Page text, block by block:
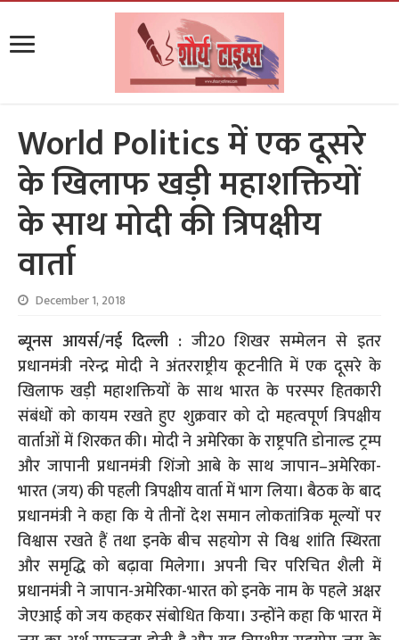
World Politics में एक दूसरे
के खिलाफ खड़ी महाशक्तियों
के साथ मोदी की त्रिपक्षीय
वार्ता
December 1, 2018
ब्यूनस आयर्स/नई दिल्ली :जी20 शिखर सम्मेलन से इतर
प्रधानमंत्री नरेन्द्र मोदी ने अंतरराष्ट्रीय कूटनीति में एक दूसरे के
खिलाफ खड़ी महाशक्तियों के साथ भारत के परस्पर हितकारी
संबंधों को कायम रखते हुए शुक्रवार को दो महत्वपूर्ण त्रिपक्षीय
वार्ताओं में शिरकत की। मोदी ने अमेरिका के राष्ट्रपति डोनाल्ड ट्रम्प
और जापानी प्रधानमंत्री शिंजो आबे के साथ जापान–अमेरिका-
भारत (जय) की पहली त्रिपक्षीय वार्ता में भाग लिया। बैठक के बाद
प्रधानमंत्री ने कहा कि ये तीनों देश समान लोकतांत्रिक मूल्यों पर
विश्वास रखते हैं तथा इनके बीच सहयोग से विश्व शांति स्थिरता
और समृद्धि को बढ़ावा मिलेगा। अपनी चिर परिचित शैली में
प्रधानमंत्री ने जापान-अमेरिका-भारत को इनके नाम के पहले अक्षर
जेएआई को जय कहकर संबोधित किया। उन्होंने कहा कि भारत में